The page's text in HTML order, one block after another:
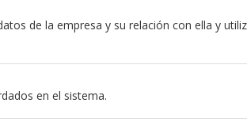
de la empresa y su relación con ella y
en el sistema.